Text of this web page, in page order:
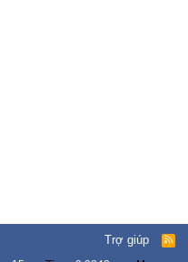
Trợ giúp
R